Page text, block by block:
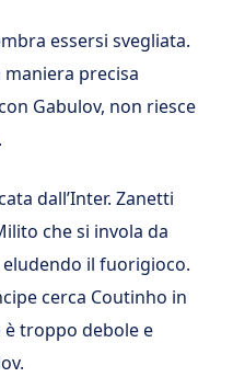
essersi svegliata.
precisa
Gabulov, non riesce
dall’Inter. Zanetti
che si invola da
eludendo il fuorigioco.
cerca Coutinho in
è troppo debole e